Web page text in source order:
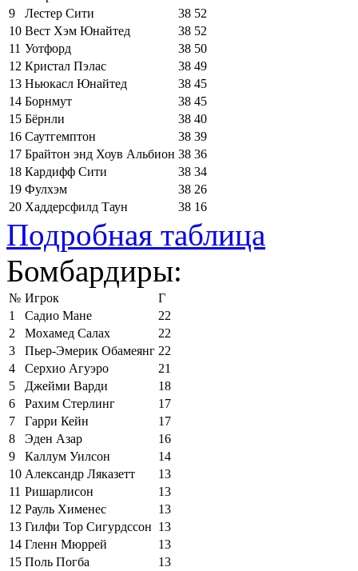
9
Лестер Сити 38 52
10 Вест Хэм Юнайтед 38 52
11 Уотфорд 38 50
12 Кристал Пэлас 38 49
13 Ньюкасл Юнайтед 38 45
14 Борнмут 38 45
15 Бёрнли 38 40
16 Саутгемптон 38 39
17 Брайтон энд Хоув Альбион 38 36
18 Кардифф Сити 38 34
19 Фулхэм 38 26
20 Хаддерсфилд Таун 38 16
Подробная таблица
Бомбардиры:
№ Игрок
Г
1
Садио Мане
22
2
Мохамед Салах
22
3
Пьер-Эмерик Обамеянг 22
4
Серхио Агуэро
21
5
Джейми Варди
18
6
Рахим Стерлинг
17
7
Гарри Кейн
17
8
Эден Азар
16
9
Каллум Уилсон
14
10 Александр Ляказетт
13
11 Ришарлисон
13
12 Рауль Хименес
13
13 Гилфи Тор Сигурдссон 13
14 Гленн Мюррей
13
15 Поль Погба 13